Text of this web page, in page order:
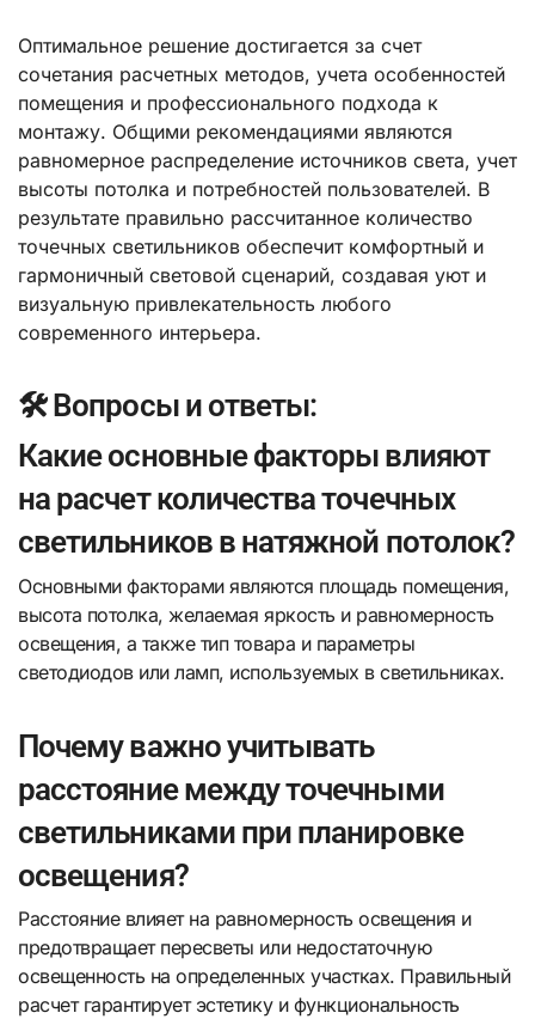
Оптимальное решение достигается за счет
сочетания расчетных методов, учета особенностей
помещения и профессионального подхода к
монтажу. Общими рекомендациями являются
равномерное распределение источников света, учет
высоты потолка и потребностей пользователей. В
результате правильно рассчитанное количество
точечных светильников обеспечит комфортный и
гармоничный световой сценарий, создавая уют и
визуальную привлекательность любого
современного интерьера.
🛠️ Вопросы и ответы:
Какие основные факторы влияют
на расчет количества точечных
светильников в натяжной потолок?
Основными факторами являются площадь помещения,
высота потолка, желаемая яркость и равномерность
освещения, а также тип товара и параметры
светодиодов или ламп, используемых в светильниках.
Почему важно учитывать
расстояние между точечными
светильниками при планировке
освещения?
Расстояние влияет на равномерность освещения и
предотвращает пересветы или недостаточную
освещенность на определенных участках. Правильный
расчет гарантирует эстетику и функциональность